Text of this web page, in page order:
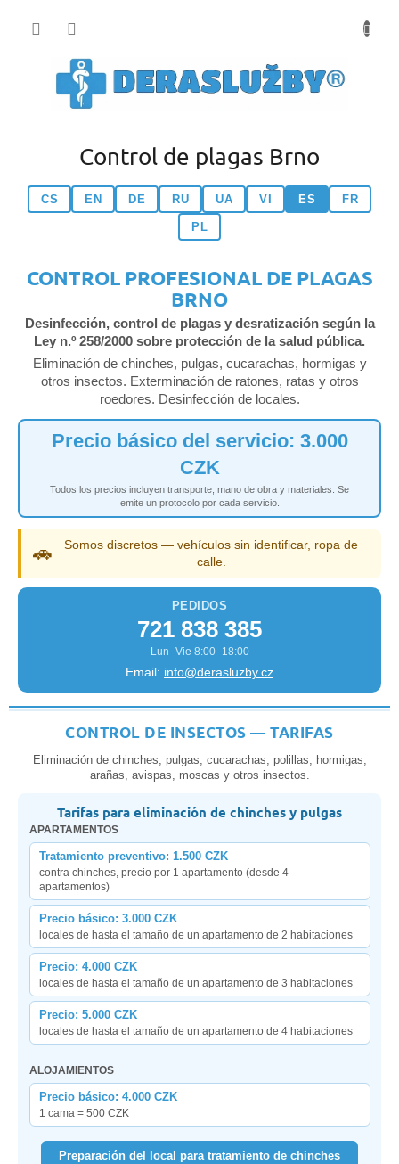
Control de plagas Brno
CS EN DE RU UA VI ES FR
PL
CONTROL PROFESIONAL DE PLAGAS
BRNO
Desinfección, control de plagas y desratización según la
Ley n.º 258/2000 sobre protección de la salud pública.
Eliminación de chinches, pulgas, cucarachas, hormigas y
otros insectos. Exterminación de ratones, ratas y otros
roedores. Desinfección de locales.
Precio básico del servicio: 3.000
CZK
Todos los precios incluyen transporte, mano de obra y materiales. Se
emite un protocolo por cada servicio.
🚗
Somos discretos — vehículos sin identificar, ropa de
calle.
PEDIDOS
721 838 385
Lun–Vie 8:00–18:00
Email: info@derasluzby.cz
CONTROL DE INSECTOS — TARIFAS
Eliminación de chinches, pulgas, cucarachas, polillas, hormigas,
arañas, avispas, moscas y otros insectos.
Tarifas para eliminación de chinches y pulgas
APARTAMENTOS
Tratamiento preventivo: 1.500 CZK
contra chinches, precio por 1 apartamento (desde 4
apartamentos)
Precio básico: 3.000 CZK
locales de hasta el tamaño de un apartamento de 2 habitaciones
Precio: 4.000 CZK
locales de hasta el tamaño de un apartamento de 3 habitaciones
Precio: 5.000 CZK
locales de hasta el tamaño de un apartamento de 4 habitaciones
ALOJAMIENTOS
Precio básico: 4.000 CZK
1 cama = 500 CZK
Preparación del local para tratamiento de chinches